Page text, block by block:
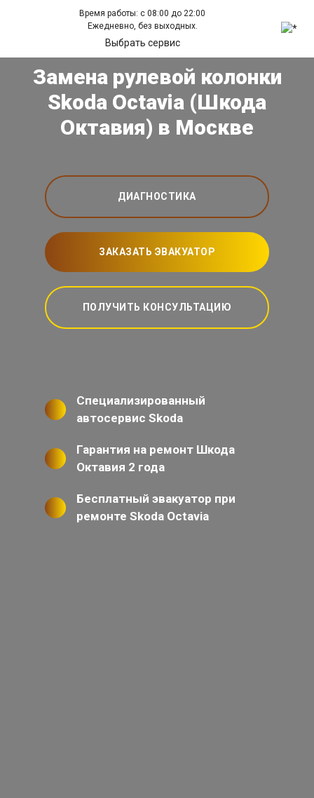
Время работы: с 08:00 до 22:00
Ежедневно, без выходных.
Выбрать сервис
Замена рулевой колонки
Skoda Octavia (Шкода
Октавия) в Москве
ДИАГНОСТИКА
ЗАКАЗАТЬ ЭВАКУАТОР
ПОЛУЧИТЬ КОНСУЛЬТАЦИЮ
Специализированный
автосервис Skoda
Гарантия на ремонт Шкода
Октавия 2 года
Бесплатный эвакуатор при
ремонте Skoda Octavia